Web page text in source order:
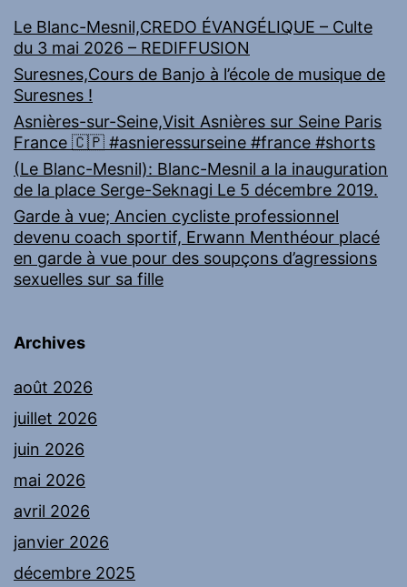
Le Blanc-Mesnil,CREDO ÉVANGÉLIQUE – Culte
du 3 mai 2026 – REDIFFUSION
Suresnes,Cours de Banjo à l’école de musique de
Suresnes !
Asnières-sur-Seine,Visit Asnières sur Seine Paris
France 🇨🇵 #asnieressurseine #france #shorts
(Le Blanc-Mesnil): Blanc-Mesnil a la inauguration
de la place Serge-Seknagi Le 5 décembre 2019.
Garde à vue; Ancien cycliste professionnel
devenu coach sportif, Erwann Menthéour placé
en garde à vue pour des soupçons d’agressions
sexuelles sur sa fille
Archives
août 2026
juillet 2026
juin 2026
mai 2026
avril 2026
janvier 2026
décembre 2025